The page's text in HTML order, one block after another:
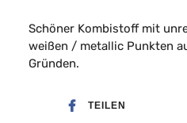
Schöner Kombistoff mit
weißen / metallic Punkten
Gründen.
TEILEN